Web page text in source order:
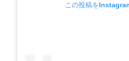
この投稿を